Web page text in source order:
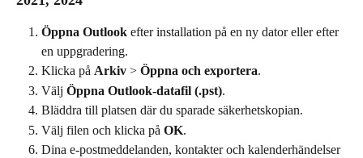
Öppna Outlook efter installation på en ny dator eller efter
en uppgradering.
Klicka på Arkiv > Öppna och exportera.
Välj Öppna Outlook-datafil (.pst).
Bläddra till platsen där du sparade säkerhetskopian.
Välj filen och klicka på OK.
Dina e-postmeddelanden, kontakter och kalenderhändelser